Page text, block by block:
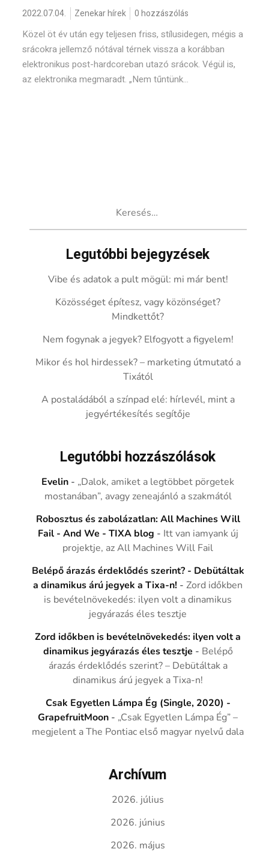
2022.07.04. Zenekar hírek 0 hozzászólás
Közel öt év után egy teljesen friss, stílusidegen, mégis a
srácokra jellemző nótával térnek vissza a korábban
elektronikus post-hardcoreban utazó srácok. Végül is,
az elektronika megmaradt. „Nem tűntünk...
Legutóbbi bejegyzések
Vibe és adatok a pult mögül: mi már bent!
Közösséget építesz, vagy közönséget?
Mindkettőt?
Nem fogynak a jegyek? Elfogyott a figyelem!
Mikor és hol hirdessek? – marketing útmutató a
Tixától
A postaládából a színpad elé: hírlevél, mint a
jegyértékesítés segítője
Legutóbbi hozzászólások
Evelin - „Dalok, amiket a legtöbbet pörgetek
mostanában”, avagy zeneajánló a szakmától
Robosztus és zabolázatlan: All Machines Will
Fail - And We - TIXA blog - Itt van iamyank új
projektje, az All Machines Will Fail
Belépő árazás érdeklődés szerint? - Debütáltak
a dinamikus árú jegyek a Tixa-n! -Zord időkben
is bevételnövekedés: ilyen volt a dinamikus
jegyárazás éles tesztje
Zord időkben is bevételnövekedés: ilyen volt a
dinamikus jegyárazás éles tesztje - Belépő
árazás érdeklődés szerint? – Debütáltak a
dinamikus árú jegyek a Tixa-n!
Csak Egyetlen Lámpa Ég (Single, 2020) -
GrapefruitMoon - „Csak Egyetlen Lámpa Ég” –
megjelent a The Pontiac első magyar nyelvű dala
Archívum
2026. július
2026. június
2026. május